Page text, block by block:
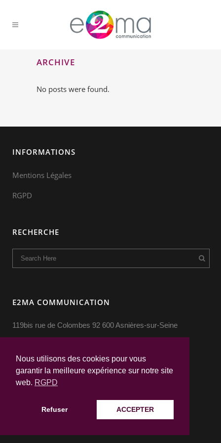
ARCHIVE
No posts were found.
INFORMATIONS
Mentions Légales
RGPD
RECHERCHE
E2MA COMMUNICATION
119bis rue de Colombes 92 600 Asnières-sur-Seine
Nous utilisons des cookies pour vous
garantir la meilleure expérience sur notre site
web. RGPD
Refuser ACCEPTER